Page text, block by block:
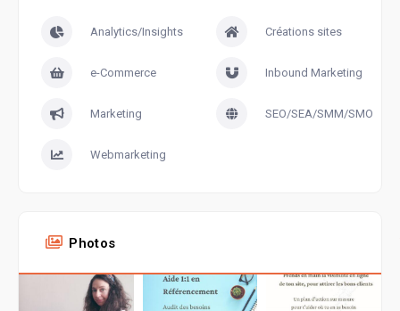
Analytics/Insights Créations sites
e-Commerce Inbound Marketing
Marketing SEO/SEA/SMM/SMO
Webmarketing
Photos